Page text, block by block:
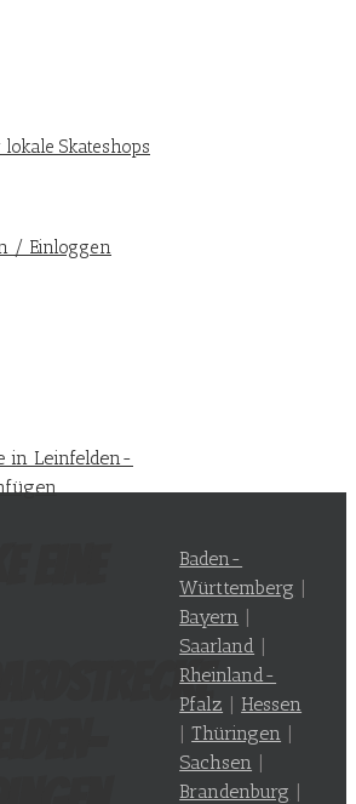
Skateshops
/ Einloggen
Baden-
Württemberg |
Bayern |
Saarland |
Rheinland-
Pfalz | Hessen
|Thüringen |
Sachsen |
Brandenburg |